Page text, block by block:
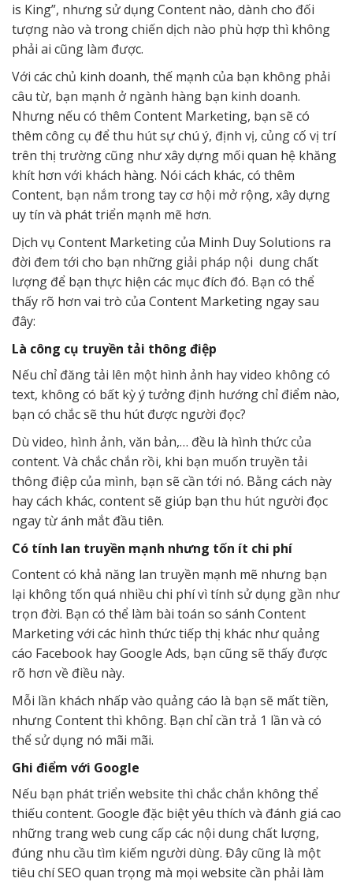
is King”, nhưng sử dụng Content nào, dành cho đối
tượng nào và trong chiến dịch nào phù hợp thì không
phải ai cũng làm được.
Với các chủ kinh doanh, thế mạnh của bạn không phải
câu từ, bạn mạnh ở ngành hàng bạn kinh doanh.
Nhưng nếu có thêm Content Marketing, bạn sẽ có
thêm công cụ để thu hút sự chú ý, định vị, củng cố vị trí
trên thị trường cũng như xây dựng mối quan hệ khăng
khít hơn với khách hàng. Nói cách khác, có thêm
Content, bạn nắm trong tay cơ hội mở rộng, xây dựng
uy tín và phát triển mạnh mẽ hơn.
Dịch vụ Content Marketing của Minh Duy Solutions ra
đời đem tới cho bạn những giải pháp nội dung chất
lượng để bạn thực hiện các mục đích đó. Bạn có thể
thấy rõ hơn vai trò của Content Marketing ngay sau
đây:
Là công cụ truyền tải thông điệp
Nếu chỉ đăng tải lên một hình ảnh hay video không có
text, không có bất kỳ ý tưởng định hướng chỉ điểm nào,
bạn có chắc sẽ thu hút được người đọc?
Dù video, hình ảnh, văn bản,… đều là hình thức của
content. Và chắc chắn rồi, khi bạn muốn truyền tải
thông điệp của mình, bạn sẽ cần tới nó. Bằng cách này
hay cách khác, content sẽ giúp bạn thu hút người đọc
ngay từ ánh mắt đầu tiên.
Có tính lan truyền mạnh nhưng tốn ít chi phí
Content có khả năng lan truyền mạnh mẽ nhưng bạn
lại không tốn quá nhiều chi phí vì tính sử dụng gần như
trọn đời. Bạn có thể làm bài toán so sánh Content
Marketing với các hình thức tiếp thị khác như quảng
cáo Facebook hay Google Ads, bạn cũng sẽ thấy được
rõ hơn về điều này.
Mỗi lần khách nhấp vào quảng cáo là bạn sẽ mất tiền,
nhưng Content thì không. Bạn chỉ cần trả 1 lần và có
thể sử dụng nó mãi mãi.
Ghi điểm với Google
Nếu bạn phát triển website thì chắc chắn không thể
thiếu content. Google đặc biệt yêu thích và đánh giá cao
những trang web cung cấp các nội dung chất lượng,
đúng nhu cầu tìm kiếm người dùng. Đây cũng là một
tiêu chí SEO quan trọng mà mọi website cần phải làm